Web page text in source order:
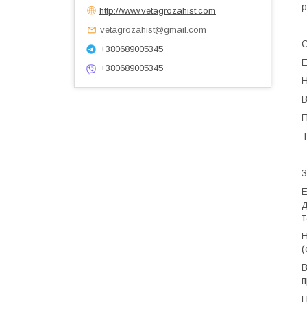
http://www.vetagrozahist.com
vetagrozahist@gmail.com
+380689005345
+380689005345